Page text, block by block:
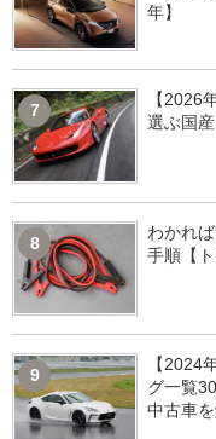
年】
7
【2026
選ぶ国
8
わかれ
手順【
9
【2024
グ一覧
中古車を